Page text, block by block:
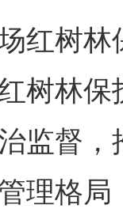
树林
树林
监督
理格局
一纸欠